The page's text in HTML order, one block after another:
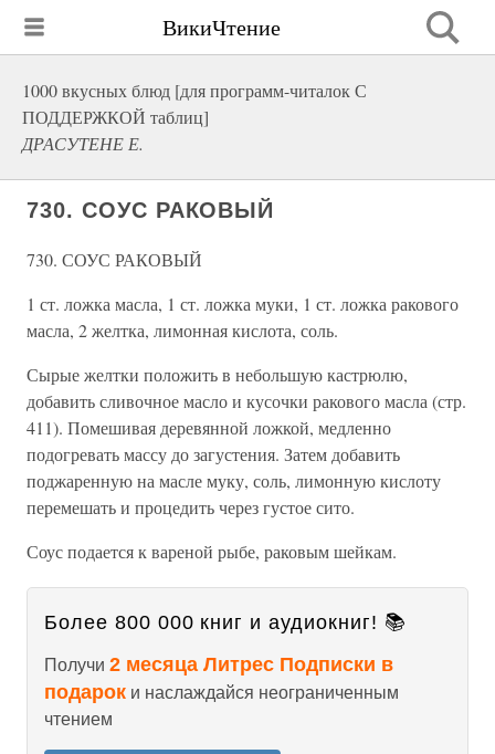
ВикиЧтение
1000 вкусных блюд [для программ-читалок С
ПОДДЕРЖКОЙ таблиц]
ДРАСУТЕНЕ Е.
730. СОУС РАКОВЫЙ
730. СОУС РАКОВЫЙ
1 ст. ложка масла, 1 ст. ложка муки, 1 ст. ложка ракового
масла, 2 желтка, лимонная кислота, соль.
Сырые желтки положить в небольшую кастрюлю,
добавить сливочное масло и кусочки ракового масла (стр.
411). Помешивая деревянной ложкой, медленно
подогревать массу до загустения. Затем добавить
поджаренную на масле муку, соль, лимонную кислоту
перемешать и процедить через густое сито.
Соус подается к вареной рыбе, раковым шейкам.
Более 800 000 книг и аудиокниг! 📚
Получи 2 месяца Литрес Подписки в
подарок и наслаждайся неограниченным
чтением